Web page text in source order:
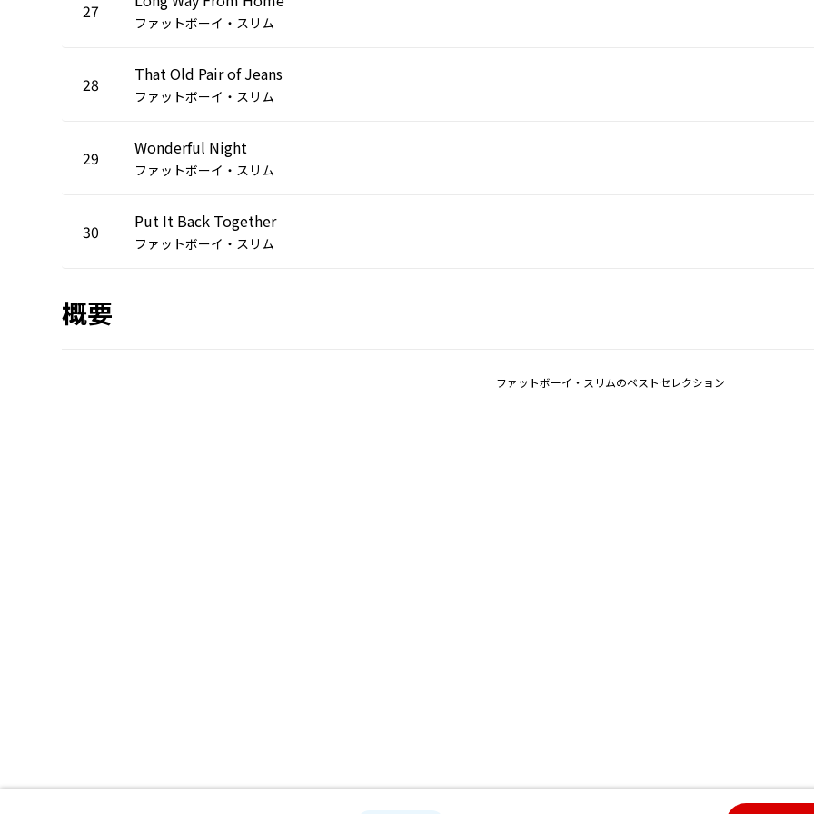
27
ファットボーイ・スリム
28 That Old Pair of Jeans
ファットボーイ・スリム
29 Wonderful Night
ファットボーイ・スリム
30 Put It Back Together
ファットボーイ・スリム
概要
ファットボーイ・スリムのベストセレクション